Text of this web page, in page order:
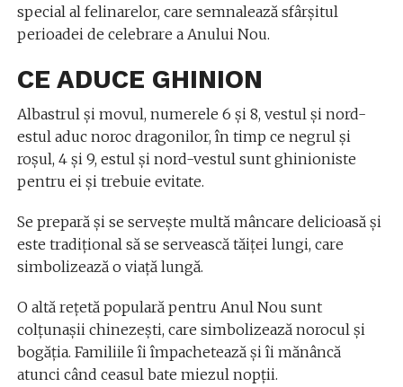
special al felinarelor, care semnalează sfârşitul
perioadei de celebrare a Anului Nou.
CE ADUCE GHINION
Albastrul şi movul, numerele 6 şi 8, vestul şi nord-
estul aduc noroc dragonilor, în timp ce negrul şi
roşul, 4 şi 9, estul şi nord-vestul sunt ghinioniste
pentru ei şi trebuie evitate.
Se prepară şi se serveşte multă mâncare delicioasă şi
este tradiţional să se servească tăiţei lungi, care
simbolizează o viaţă lungă.
O altă reţetă populară pentru Anul Nou sunt
colţunaşii chinezeşti, care simbolizează norocul şi
bogăţia. Familiile îi împachetează şi îi mănâncă
atunci când ceasul bate miezul nopţii.